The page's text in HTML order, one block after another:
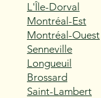
L'Île-Dorval
Montréal-Est
Montréal-Ouest
Senneville
Longueuil
Brossard
Saint-Lambert